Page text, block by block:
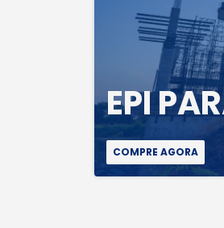
EPI
COMPRE AGORA